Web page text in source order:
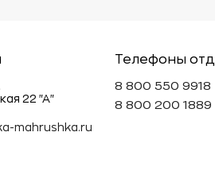
22 "А"
mahrushka.ru
Телефоны
8 800 550 9918
8 800 200 1889